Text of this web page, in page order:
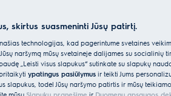
kad pirkimo procesas būtų dar
kurjeriu iki
€40 Nemokamas
skirtus suasmeninti Jūsų patirtį.
technologijas, kad pagerintume svetainės
naršymą mūsų svetainėje dalijamės su socialinių
„Leisti visus slapukus“ sutinkate su slapukų
ypatingus pasiūlymus ir teikti Jums
slapukus, todėl Jūsų naršymo patirtis ir mūsų